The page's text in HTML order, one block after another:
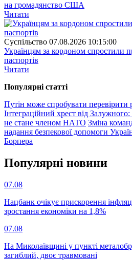
на громадянство США
Читати
Суспiльство 07.08.2026 10:15:00
Українцям за кордоном спростили
паспортів
Читати
Популярнi статтi
Путін може спробувати
Інтеграційний хрест від
не стане членом НАТО Зміна
надання безпекової допомоги
Борпера
Популярнi новини
07.08
Нацбанк очікує прискорення
зростання економіки на 1,8%
07.08
На Миколаївщині у пункті
загиблий, двоє травмовані